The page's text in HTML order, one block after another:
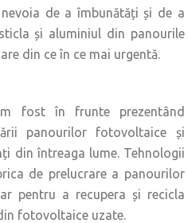
de a îmbunătăți și de a
și aluminiul din panourile
din ce în ce mai urgentă.
fost în frunte prezentând
panourilor fotovoltaice și
din întreaga lume. Tehnologii
de prelucrare a panourilor
pentru a recupera și recicla
fotovoltaice uzate.